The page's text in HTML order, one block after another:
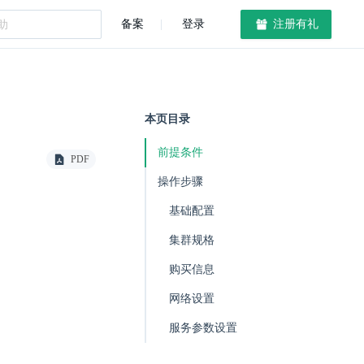
备案 登录 注册有礼
PDF
本页目录
前提条件
操作步骤
基础配置
集群规格
购买信息
网络设置
服务参数设置